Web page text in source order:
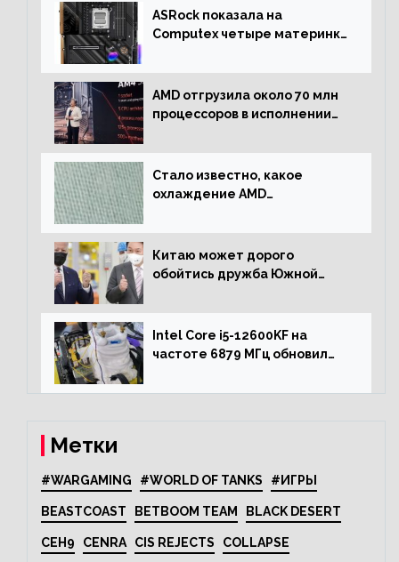
ASRock показала на
Computex четыре материнки
включая модели Taichi
AMD отгрузила около 70 млн
процессоров в исполнении
Стало известно, какое
охлаждение AMD
процессора Ryzen 7000 до 5.5
ГГц
Китаю может дорого
обойтись дружба Южной
Intel Core i5-12600KF на
частоте 6879 МГц обновил
Метки
#WARGAMING #WORLD OF TANKS #ИГРЫ
BEASTCOAST BETBOOM TEAM BLACK DESERT
CEH9 CENRA CIS REJECTS COLLAPSE